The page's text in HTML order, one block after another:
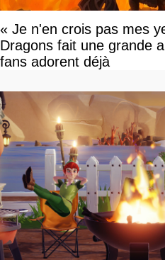
« Je n'en crois pas mes
Dragons fait une grande
fans adorent déjà